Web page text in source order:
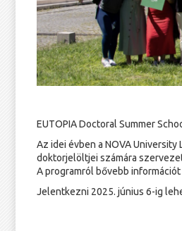
EUTOPIA Doctoral Summer
Az idei évben a NOVA
doktorjelöltjei számára
A programról bővebb
Jelentkezni 2025. június 6-ig